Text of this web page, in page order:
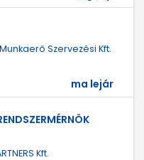
Munkaerő Szervezési Kft.
ma lejár
Kft.